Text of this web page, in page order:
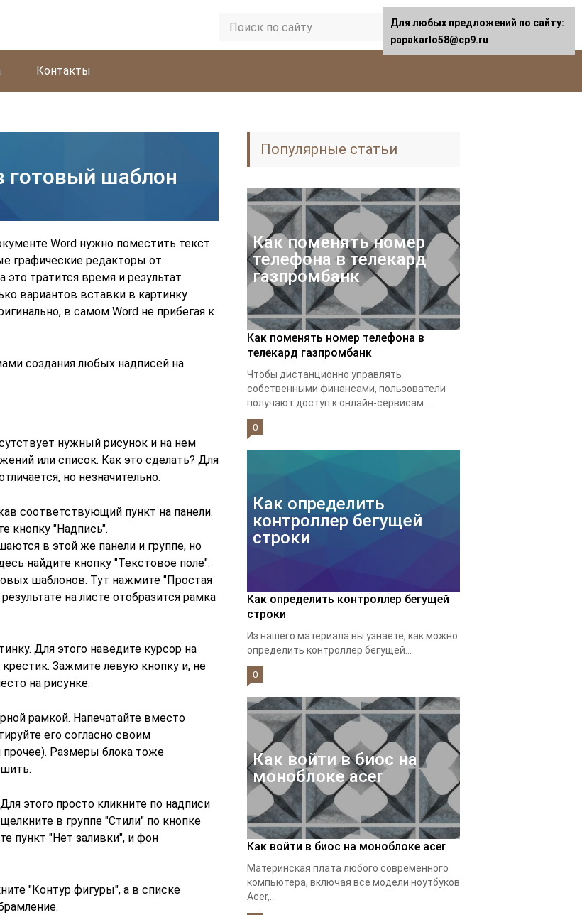
Контакты
готовый шаблон
Word нужно поместить текст
графические редакторы от
тратится время и результат
вариантов вставки в картинку
в самом Word не прибегая к
создания любых надписей на
нужный рисунок и на нем
или список. Как это сделать? Для
но незначительно.
соответствующий пункт на панели.
кнопку "Надпись".
в этой же панели и группе, но
найдите кнопку "Текстовое поле".
шаблонов. Тут нажмите "Простая
на листе отобразится рамка
Для этого наведите курсор на
Зажмите левую кнопку и, не
на рисунке.
рамкой. Напечатайте вместо
его согласно своим
Размеры блока тоже
этого просто кликните по надписи
в группе "Стили" по кнопке
пункт "Нет заливки", и фон
"Контур фигуры", а в списке
Популярные статьи
Как поменять номер
телефона в телекард
газпромбанк
Как поменять номер телефона в
телекард газпромбанк
Чтобы дистанционно управлять
собственными финансами, пользователи
получают доступ к онлайн-сервисам...
0
Как определить
контроллер бегущей
строки
Как определить контроллер бегущей
строки
Из нашего материала вы узнаете, как можно
определить контроллер бегущей...
0
Как войти в биос на
моноблоке acer
Как войти в биос на моноблоке acer
Материнская плата любого современного
компьютера, включая все модели ноутбуков
Acer,...
Для любых предложений по сайту:
papakarlo58@cp9.ru